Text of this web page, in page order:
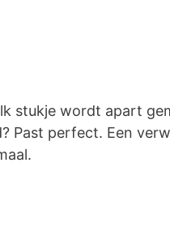
stukje wordt apart
Past perfect. Een